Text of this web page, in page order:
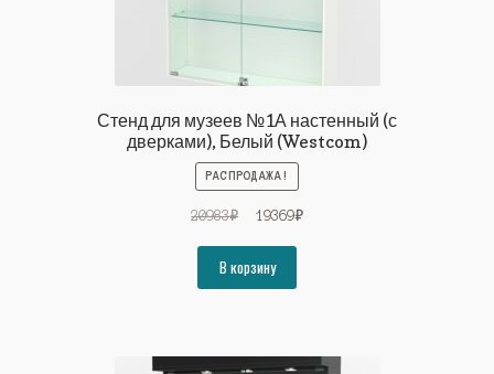
Стенд для музеев №1А настенный (с
дверками), Белый (Westcom)
РАСПРОДАЖА!
20983₽
Первоначальная
составляла
20983₽.
19369₽Текущая
В корзину